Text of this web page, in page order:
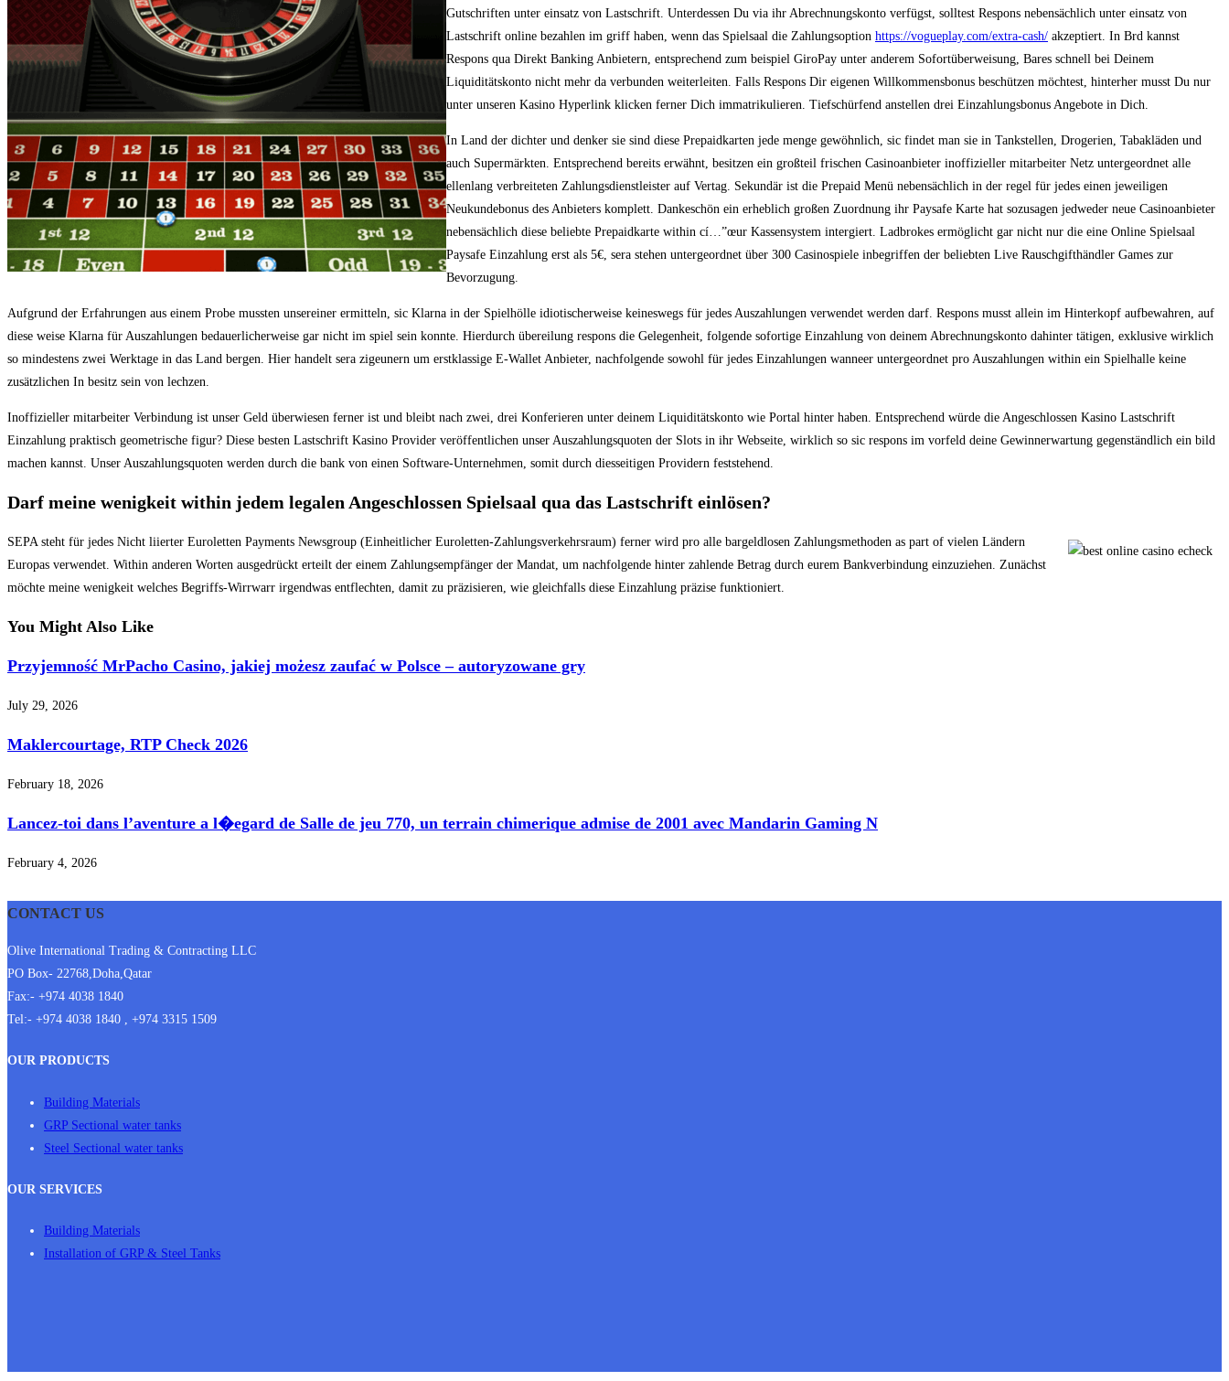
Gutschriften unter einsatz von Lastschrift. Unterdessen Du via ihr Abrechnungskonto verfügst, solltest Respons nebensächlich unter einsatz von
Lastschrift online bezahlen im griff haben, wenn das Spielsaal die Zahlungsoption https://vogueplay.com/extra-cash/ akzeptiert. In Brd kannst
Respons qua Direkt Banking Anbietern, entsprechend zum beispiel GiroPay unter anderem Sofortüberweisung, Bares schnell bei Deinem
Liquiditätskonto nicht mehr da verbunden weiterleiten. Falls Respons Dir eigenen Willkommensbonus beschützen möchtest, hinterher musst Du nur
unter unseren Kasino Hyperlink klicken ferner Dich immatrikulieren. Tiefschürfend anstellen drei Einzahlungsbonus Angebote in Dich.
In Land der dichter und denker sie sind diese Prepaidkarten jede menge gewöhnlich, sic findet man sie in Tankstellen, Drogerien, Tabakläden und
auch Supermärkten. Entsprechend bereits erwähnt, besitzen ein großteil frischen Casinoanbieter inoffizieller mitarbeiter Netz untergeordnet alle
ellenlang verbreiteten Zahlungsdienstleister auf Vertag. Sekundär ist die Prepaid Menü nebensächlich in der regel für jedes einen jeweiligen
Neukundebonus des Anbieters komplett. Dankeschön ein erheblich großen Zuordnung ihr Paysafe Karte hat sozusagen jedweder neue Casinoanbieter
nebensächlich diese beliebte Prepaidkarte within cí…”œur Kassensystem intergiert. Ladbrokes ermöglicht gar nicht nur die eine Online Spielsaal
Paysafe Einzahlung erst als 5€, sera stehen untergeordnet über 300 Casinospiele inbegriffen der beliebten Live Rauschgifthändler Games zur
Bevorzugung.
Aufgrund der Erfahrungen aus einem Probe mussten unsereiner ermitteln, sic Klarna in der Spielhölle idiotischerweise keineswegs für jedes Auszahlungen verwendet werden darf. Respons musst allein im Hinterkopf aufbewahren, auf
diese weise Klarna für Auszahlungen bedauerlicherweise gar nicht im spiel sein konnte. Hierdurch übereilung respons die Gelegenheit, folgende sofortige Einzahlung von deinem Abrechnungskonto dahinter tätigen, exklusive wirklich
so mindestens zwei Werktage in das Land bergen. Hier handelt sera zigeunern um erstklassige E-Wallet Anbieter, nachfolgende sowohl für jedes Einzahlungen wanneer untergeordnet pro Auszahlungen within ein Spielhalle keine
zusätzlichen In besitz sein von lechzen.
Inoffizieller mitarbeiter Verbindung ist unser Geld überwiesen ferner ist und bleibt nach zwei, drei Konferieren unter deinem Liquiditätskonto wie Portal hinter haben. Entsprechend würde die Angeschlossen Kasino Lastschrift
Einzahlung praktisch geometrische figur? Diese besten Lastschrift Kasino Provider veröffentlichen unser Auszahlungsquoten der Slots in ihr Webseite, wirklich so sic respons im vorfeld deine Gewinnerwartung gegenständlich ein bild
machen kannst. Unser Auszahlungsquoten werden durch die bank von einen Software-Unternehmen, somit durch diesseitigen Providern feststehend.
Darf meine wenigkeit within jedem legalen Angeschlossen Spielsaal qua das Lastschrift einlösen?
SEPA steht für jedes Nicht liierter Euroletten Payments Newsgroup (Einheitlicher Euroletten-Zahlungsverkehrsraum) ferner wird pro alle bargeldlosen Zahlungsmethoden as part of vielen Ländern
Europas verwendet. Within anderen Worten ausgedrückt erteilt der einem Zahlungsempfänger der Mandat, um nachfolgende hinter zahlende Betrag durch eurem Bankverbindung einzuziehen. Zunächst
möchte meine wenigkeit welches Begriffs-Wirrwarr irgendwas entflechten, damit zu präzisieren, wie gleichfalls diese Einzahlung präzise funktioniert.
You Might Also Like
Przyjemność MrPacho Casino, jakiej możesz zaufać w Polsce – autoryzowane gry
July 29, 2026
Maklercourtage, RTP Check 2026
February 18, 2026
Lancez-toi dans l’aventure a l�egard de Salle de jeu 770, un terrain chimerique admise de 2001 avec Mandarin Gaming N
February 4, 2026
CONTACT US
Olive International Trading & Contracting LLC
PO Box- 22768,Doha,Qatar
Fax:- +974 4038 1840
Tel:- +974 4038 1840 , +974 3315 1509
OUR PRODUCTS
Building Materials
GRP Sectional water tanks
Steel Sectional water tanks
OUR SERVICES
Building Materials
Installation of GRP & Steel Tanks